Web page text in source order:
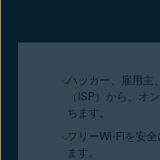
ハッカー、雇用主
（ISP）から、オ
ちます。
フリーWi-Fiを安全
ます。